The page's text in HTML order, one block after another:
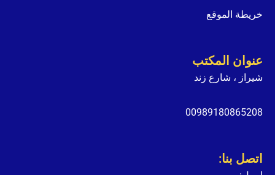
خريطة الموقع
عنوان المكتب
شيراز ، شارع زند
00989180865208
اتصل بنا: